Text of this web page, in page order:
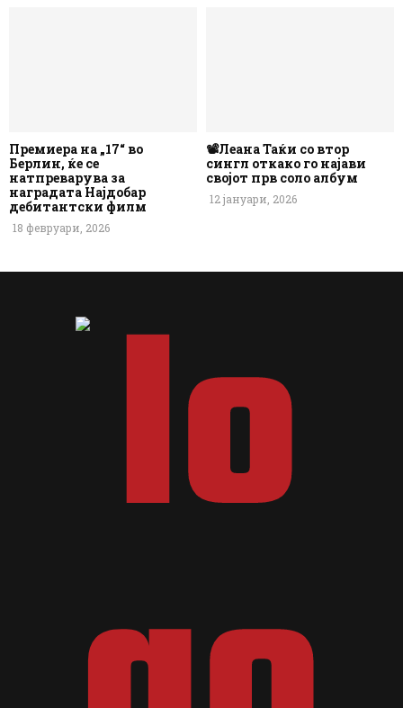
Премиера на „17“ во
Берлин, ќе се
натпреварува за
наградата Најдобар
дебитантски филм
18 февруари, 2026
📽️Леана Таќи со втор
сингл откако го најави
својот прв соло албум
12 јануари, 2026